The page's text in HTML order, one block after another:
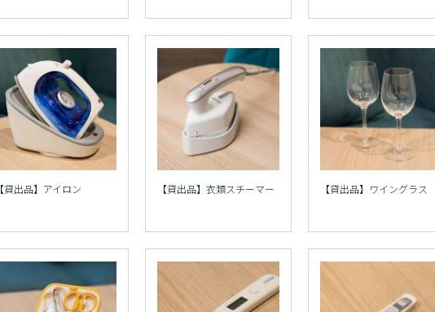
【貸出品】アイロン 【貸出品】衣類スチーマー 【貸出品】ワイングラス